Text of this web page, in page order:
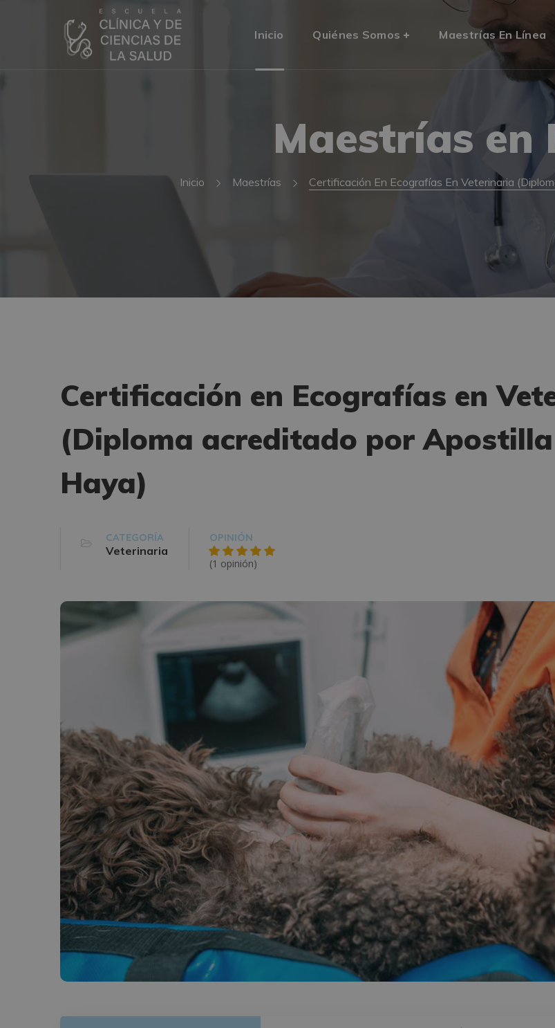
Inicio Quiénes Somos Maestrías En Línea
Maestrías en
Inicio Maestrías Certificación En Ecografías En Veterinaria
Certificación en Ecografías en
(Diploma acreditado por
Haya)
CATEGORÍA
Veterinaria
OPINIÓN
(1 opinión)